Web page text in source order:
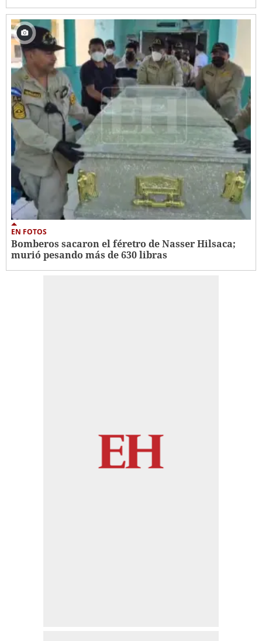
EN FOTOS
Bomberos sacaron el féretro de Nasser Hilsaca;
murió pesando más de 630 libras